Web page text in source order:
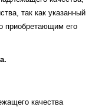
так как указанный
приобретающим его
качества